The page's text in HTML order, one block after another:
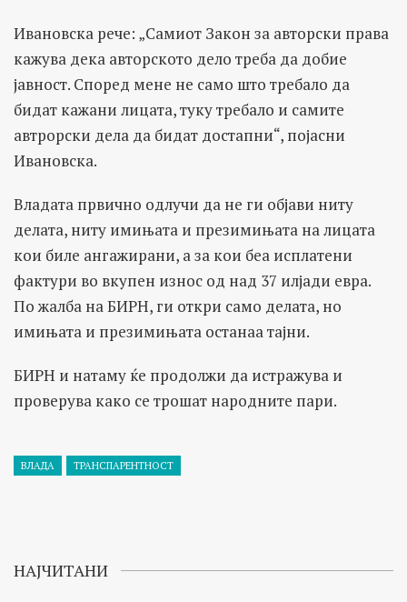
Ивановска рече: „Самиот Закон за авторски права
кажува дека авторското дело треба да добие
јавност. Според мене не само што требало да
бидат кажани лицата, туку требало и самите
автрорски дела да бидат достапни“, појасни
Ивановска.
Владата првично одлучи да не ги објави ниту
делата, ниту имињата и презимињата на лицата
кои биле ангажирани, а за кои беа исплатени
фактури во вкупен износ од над 37 илјади евра.
По жалба на БИРН, ги откри само делата, но
имињата и презимињата останаа тајни.
БИРН и натаму ќе продолжи да истражува и
проверува како се трошат народните пари.
ВЛАДА ТРАНСПАРЕНТНОСТ
НАЈЧИТАНИ